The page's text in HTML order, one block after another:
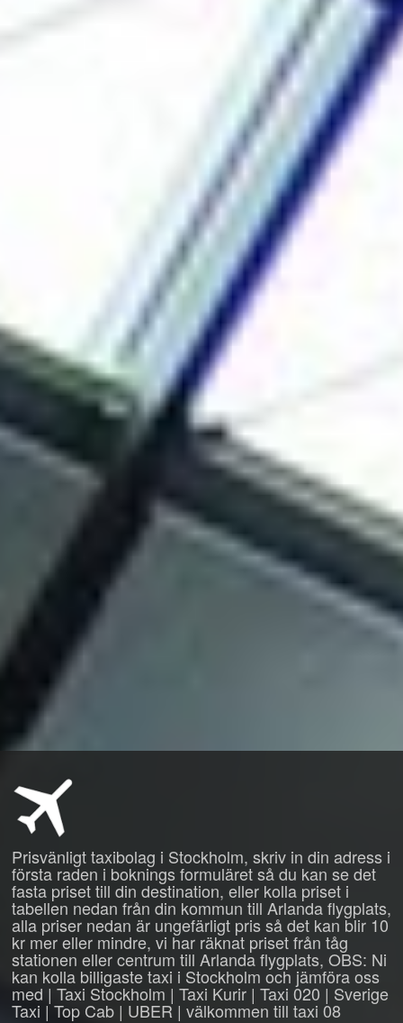
Prisvänligt taxibolag i Stockholm, skriv in din adress i
första raden i boknings formuläret så du kan se det
fasta priset till din destination, eller kolla priset i
tabellen nedan från din kommun till Arlanda flygplats,
alla priser nedan är ungefärligt pris så det kan blir 10
kr mer eller mindre, vi har räknat priset från tåg
stationen eller centrum till Arlanda flygplats, OBS: Ni
kan kolla billigaste taxi i Stockholm och jämföra oss
med | Taxi Stockholm | Taxi Kurir | Taxi 020 | Sverige
Taxi | Top Cab | UBER | välkommen till taxi 08